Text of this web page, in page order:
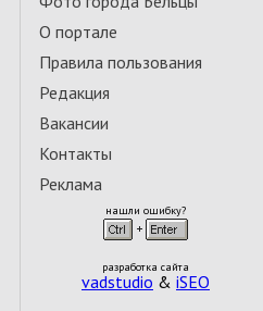
О портале
Правила пользования
Редакция
Вакансии
Контакты
Реклама
нашли ошибку?
разработка сайта
vadstudio & iSEO